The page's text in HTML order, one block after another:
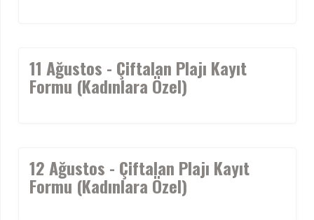
11 Ağustos - Çiftalan Plajı Kayıt
Formu (Kadınlara Özel)
12 Ağustos - Çiftalan Plajı Kayıt
Formu (Kadınlara Özel)